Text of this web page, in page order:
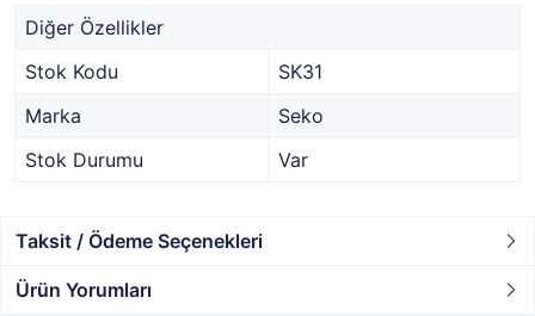
Diğer Özellikler
Stok Kodu
SK31
Marka
Seko
Stok Durumu
Var
Taksit / Ödeme Seçenekleri
Ürün Yorumları